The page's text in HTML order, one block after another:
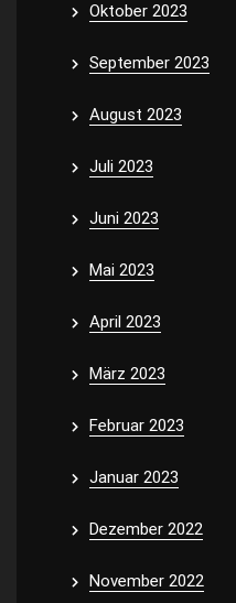
Oktober 2023
September 2023
August 2023
Juli 2023
Juni 2023
Mai 2023
April 2023
März 2023
Februar 2023
Januar 2023
Dezember 2022
November 2022